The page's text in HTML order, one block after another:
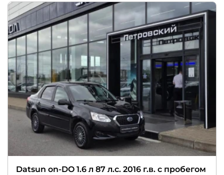
Datsun on-DO 1.6 л 87 л.с. 2016 г.в. с пробегом